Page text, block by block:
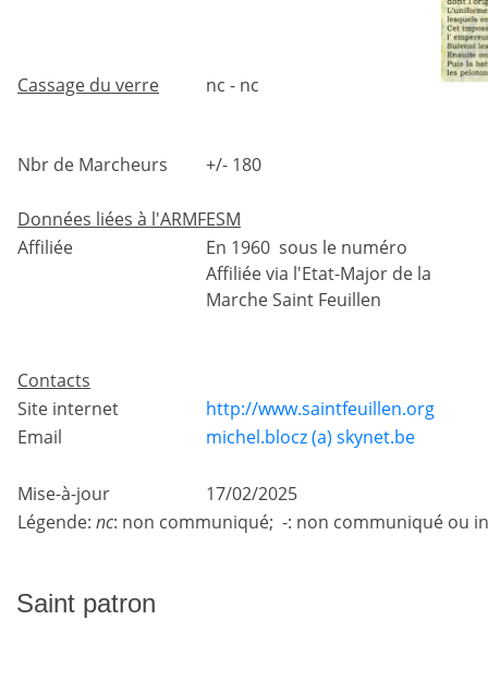
Cassage du verre nc - nc
Nbr de Marcheurs +/- 180
Données liées à l'ARMFESM
Affiliée
En 1960 sous le numéro
Affiliée via l'Etat-Major de la
Marche Saint Feuillen
Contacts
Site internet
http://www.saintfeuillen.org
Email
michel.blocz (a) skynet.be
Mise-à-jour
17/02/2025
Légende: nc: non communiqué; -: non communiqué ou
Saint patron